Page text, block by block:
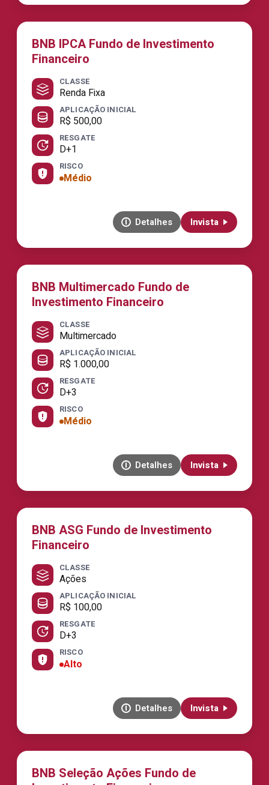
BNB IPCA Fundo de Investimento
Financeiro
CLASSE
Renda Fixa
APLICAÇÃO INICIAL
R$ 500,00
RESGATE
D+1
RISCO
Médio
Detalhes Invista
BNB Multimercado Fundo de
Investimento Financeiro
CLASSE
Multimercado
APLICAÇÃO INICIAL
R$ 1.000,00
RESGATE
D+3
RISCO
Médio
Detalhes Invista
BNB ASG Fundo de Investimento
Financeiro
CLASSE
Ações
APLICAÇÃO INICIAL
R$ 100,00
RESGATE
D+3
RISCO
Alto
Detalhes Invista
BNB Seleção Ações Fundo de